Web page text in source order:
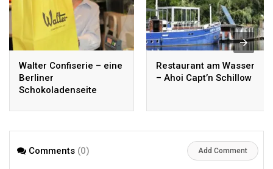
Walter Confiserie – eine
Berliner
Schokoladenseite
Restaurant am Wasser
– Ahoi Capt’n Schillow
Comments (0) Add Comment